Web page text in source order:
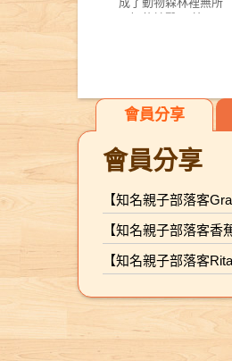
心素養，促進身心發
並以趣味互動方式，
幫助小朋友在故事中
學習操作體驗與表達
能力。 ★認識臺灣主
流運動項目 本套書精
流運動項目，輔以童
趣的叮咚家族，讓生
硬的體育知識也能變
得輕鬆易讀、輕量學
習。 ★強化親子共學
與生活素養 透過故事
不僅能讓孩子認識運
動文化，也可培養動
手能力、觀察力與團
隊合作精神。 ★用故
在網路上尋找曾經到
的運作，究竟有什麼
目的？ 錢天堂會不會
擊呢？ 【本書特色】
特色1.同理每個人的
篇故事呈現各年齡主
理每個人的情緒壓
力。 特色2.解憂抒壓
的出口：透過故事中
理與解決的過程，找
到不一樣的抒壓解憂
方法。 特色3.解決問
列之鬼才作家－林哲
璋ｘ新銳設計插畫家-
cheng cheng 聯手搞
笑治癒大家 病患
001〈老鷹和老虎〉
老主顧了，他們這次
求大麥町醫生開長生
不老藥給他們吃，黑
白神醫束手無策，只
好向老醫神求救，此
時老醫神提供了一個
002〈黃鶯小姐〉 黃
鶯小姐唱歌過度的結
果就是把喉嚨唱啞
了，不過演唱會的門
會員分享
會員分享
【知名親子部落客
【知名親子部落客
【知名親子部落客